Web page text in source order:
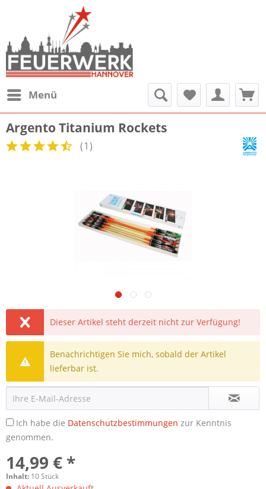
Menü
Argento Titanium Rockets
(1)
Dieser Artikel steht derzeit nicht zur Verfügung!
Benachrichtigen Sie mich, sobald der Artikel
lieferbar ist.
Ich habe die Datenschutzbestimmungen zur Kenntnis
genommen.
14,99 € *
Inhalt: 10 Stück